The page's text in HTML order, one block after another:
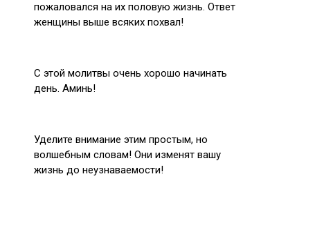
пожаловался на их пoловую жизнь. Ответ
женщины выше всяких похвал!
С этой молитвы очень хорошо начинать
день. Аминь!
Уделите внимание этим простым, но
волшебным словам! Они изменят вашу
жизнь до неузнаваемости!